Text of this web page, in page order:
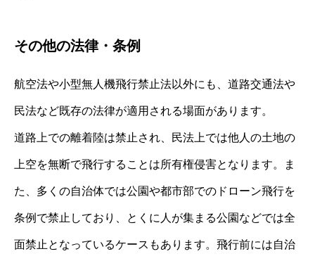
その他の法律・条例
航空法や小型無人機飛行禁止法以外にも、道路交通法や
民法など既存の法律が適用される場面があります。
道路上での離着陸は禁止され、民法上では他人の土地の
上空を無断で飛行することは所有権侵害となります。ま
た、多くの自治体では公園や都市部でのドローン飛行を
条例で禁止しており、とくに人が集まる公園などでは全
面禁止となっているケースもあります。飛行前には自治